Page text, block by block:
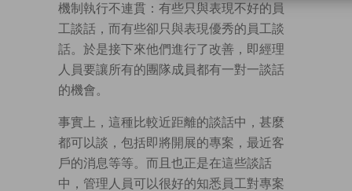
機制執行不連貫：有些只與表現不好的員
工談話，而有些卻只與表現優秀的員工談
話。於是接下來他們進行了改善，即經理
人員要讓所有的團隊成員都有一對一談話
的機會。
事實上，這種比較近距離的談話中，甚麼
都可以談，包括即將開展的專案，最近客
戶的消息等等。而且也正是在這些談話
中，管理人員可以很好的知悉員工對專案